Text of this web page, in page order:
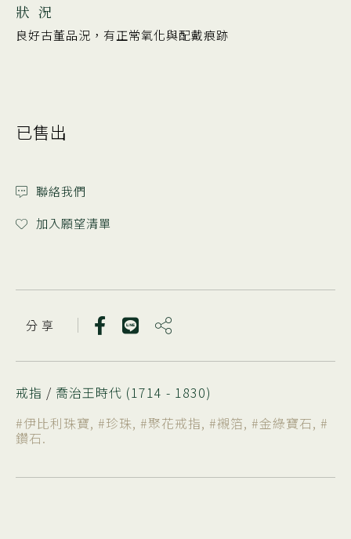
狀 況
良好古董品況，有正常氧化與配戴痕跡
已售出
聯絡我們
加入願望清單
分 享
戒指 / 喬治王時代 (1714 - 1830)
#伊比利珠寶, #珍珠, #聚花戒指, #襯箔, #金綠寶石, #
鑽石.